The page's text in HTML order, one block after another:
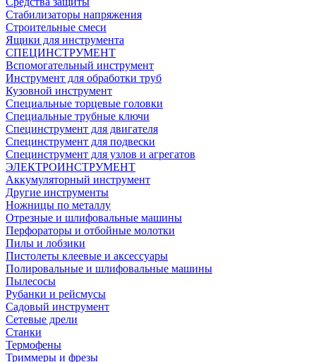
Стабилизаторы напряжения
Строительные смеси
Ящики для инструмента
СПЕЦИНСТРУМЕНТ
Вспомогательный инструмент
Инструмент для обработки труб
Кузовной инструмент
Специальные торцевые головки
Специальные трубные ключи
Специнструмент для двигателя
Специнструмент для подвески
Специнструмент для узлов и агрегатов
ЭЛЕКТРОИНСТРУМЕНТ
Аккумуляторный инструмент
Другие инструменты
Ножницы по металлу
Отрезные и шлифовальные машины
Перфораторы и отбойные молотки
Пилы и лобзики
Пистолеты клеевые и аксессуары
Полировальные и шлифовальные машины
Пылесосы
Рубанки и рейсмусы
Садовый инструмент
Сетевые дрели
Станки
Термофены
Триммеры и фрезы